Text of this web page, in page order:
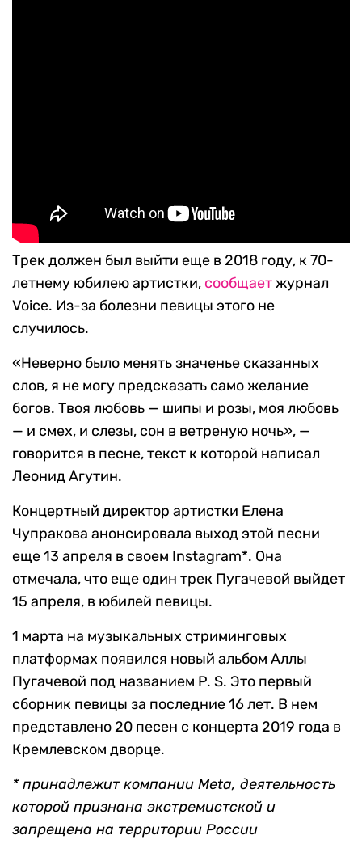
Трек должен был выйти еще в 2018 году, к 70-
летнему юбилею артистки, сообщаетжурнал
Voice. Из-за болезни певицы этого не
случилось.
«Неверно было менять значенье сказанных
слов, я не могу предсказать само желание
богов. Твоя любовь — шипы и розы, моя любовь
— и смех, и слезы, сон в ветреную ночь», —
говорится в песне, текст к которой написал
Леонид Агутин.
Концертный директор артистки Елена
Чупракова анонсировала выход этой песни
еще 13 апреля в своем Instagram*. Она
отмечала, что еще один трек Пугачевой выйдет
15 апреля, в юбилей певицы.
1 марта на музыкальных стриминговых
платформах появился новый альбом Аллы
Пугачевой под названием P. S. Это первый
сборник певицы за последние 16 лет. В нем
представлено 20 песен с концерта 2019 года в
Кремлевском дворце.
* принадлежит компании Meta, деятельность
которой признана экстремистской и
запрещена на территории России